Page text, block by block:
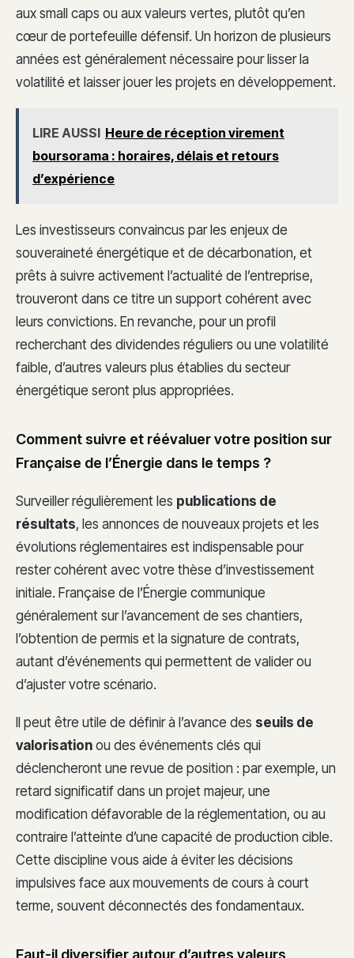
aux small caps ou aux valeurs vertes, plutôt qu’en
cœur de portefeuille défensif. Un horizon de plusieurs
années est généralement nécessaire pour lisser la
volatilité et laisser jouer les projets en développement.
LIRE AUSSI Heure de réception virement
boursorama : horaires, délais et retours
d’expérience
Les investisseurs convaincus par les enjeux de
souveraineté énergétique et de décarbonation, et
prêts à suivre activement l’actualité de l’entreprise,
trouveront dans ce titre un support cohérent avec
leurs convictions. En revanche, pour un profil
recherchant des dividendes réguliers ou une volatilité
faible, d’autres valeurs plus établies du secteur
énergétique seront plus appropriées.
Comment suivre et réévaluer votre position sur
Française de l’Énergie dans le temps ?
Surveiller régulièrement les publications de
résultats, les annonces de nouveaux projets et les
évolutions réglementaires est indispensable pour
rester cohérent avec votre thèse d’investissement
initiale. Française de l’Énergie communique
généralement sur l’avancement de ses chantiers,
l’obtention de permis et la signature de contrats,
autant d’événements qui permettent de valider ou
d’ajuster votre scénario.
Il peut être utile de définir à l’avance des seuils de
valorisation ou des événements clés qui
déclencheront une revue de position : par exemple, un
retard significatif dans un projet majeur, une
modification défavorable de la réglementation, ou au
contraire l’atteinte d’une capacité de production cible.
Cette discipline vous aide à éviter les décisions
impulsives face aux mouvements de cours à court
terme, souvent déconnectés des fondamentaux.
Faut-il diversifier autour d’autres valeurs